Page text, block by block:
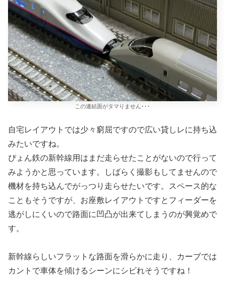
この連結面がタマりません･･･
自宅レイアウトでは少々窮屈ですので広い貸しレに持ち込
みたいですね。
ぴょん鉄の新幹線用はまだ走らせたことがないので行って
みようかと思っています。しばらく撮影もしてませんので
機材を持ち込んでがっつり走らせたいです。スペース的な
こともそうですが、お座敷レイアウトですとフィーダーを
逃がしにくいので路面に凹凸が出来てしまうのが興覚めで
す。
新幹線らしいフラットな路面を滑らかに走り、カーブでは
カントで車体を傾けるシーンにシビれそうですね！